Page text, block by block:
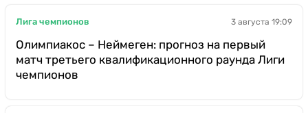
Лига чемпионов 3 августа 19:09
Олимпиакос – Неймеген: прогноз на первый
матч третьего квалификационного раунда Лиги
чемпионов